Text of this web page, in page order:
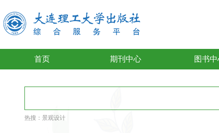
首页 期刊中心 图书中
热搜： 景观设计